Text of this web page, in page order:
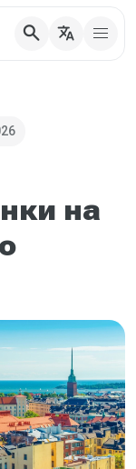
search translate
на